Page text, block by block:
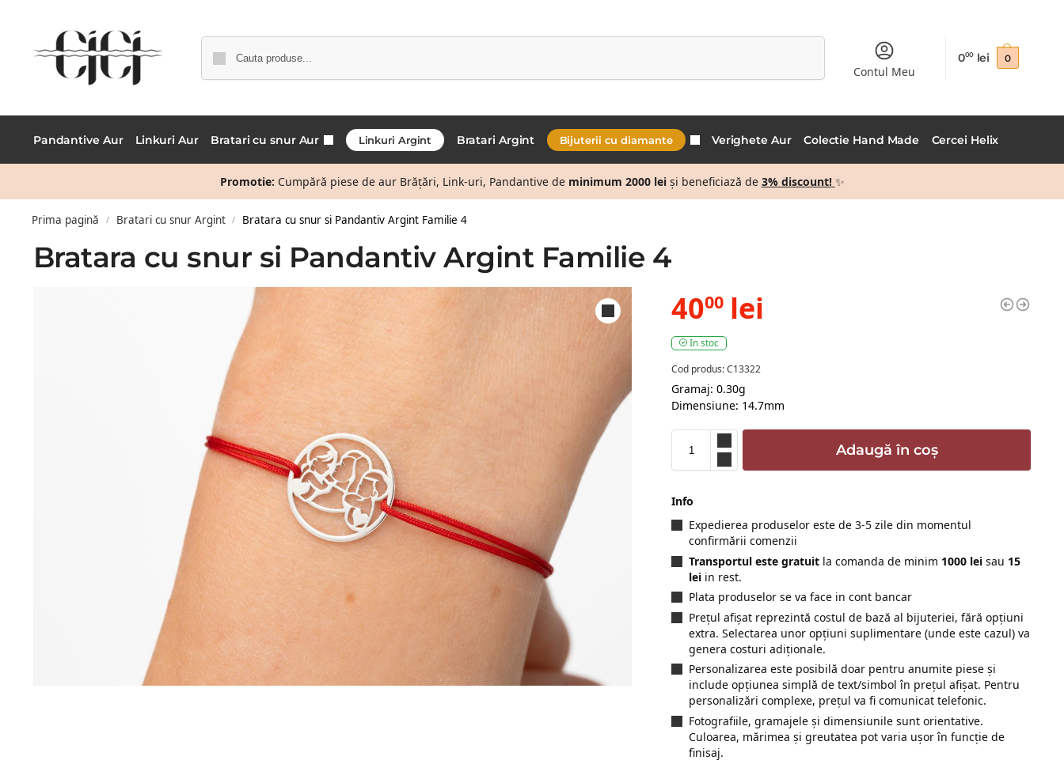
Caută
Contul Meu
000 lei 0
Pandantive Aur Linkuri Aur Bratari cu snur Aur Linkuri Argint Bratari Argint Bijuterii cu diamante Verighete Aur Colectie Hand Made Cercei Helix
Promotie: Cumpără piese de aur Brățări, Link-uri, Pandantive de minimum 2000 leiși beneficiază de 3% discount! ✨
Prima pagină / Bratari cu snur Argint / Bratara cu snur si Pandantiv Argint Familie 4
Bratara cu snur si Pandantiv Argint Familie 4
4000 lei
In stoc
Cod produs: C13322
Gramaj: 0.30g
Dimensiune: 14.7mm
Adaugă în coș
Info
Expedierea produselor este de 3-5 zile din momentul
confirmării comenzii
Transportul este gratuit la comanda de minim 1000 lei sau 15
lei in rest.
Plata produselor se va face in cont bancar
Prețul afișat reprezintă costul de bază al bijuteriei, fără opțiuni
extra. Selectarea unor opțiuni suplimentare (unde este cazul) va
genera costuri adiționale.
Personalizarea este posibilă doar pentru anumite piese și
include opțiunea simplă de text/simbol în prețul afișat. Pentru
personalizări complexe, prețul va fi comunicat telefonic.
Fotografiile, gramajele și dimensiunile sunt orientative.
Culoarea, mărimea și greutatea pot varia ușor în funcție de
finisaj.